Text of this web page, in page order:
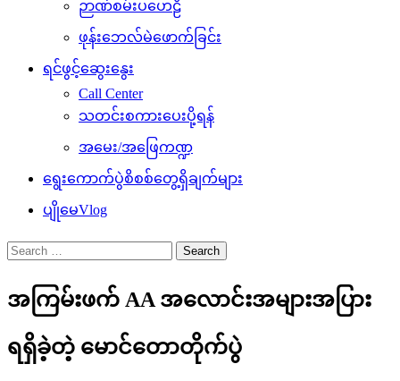
ဉာဏ်စမ်းပဟေဠိ
ဖုန်းဘေလ်မဲဖောက်ခြင်း
ရင်ဖွင့်ဆွေးနွေး
Call Center
သတင်းစကားပေးပို့ရန်
အမေး/အဖြေကဏ္ဍ
ရွေးကောက်ပွဲစိစစ်တွေ့ရှိချက်များ
ပျိုမေVlog
Search
for:
အကြမ်းဖက် AA အလောင်းအများအပြား
ရရှိခဲ့တဲ့ မောင်တောတိုက်ပွဲ